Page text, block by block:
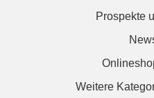
Prospekte
Weitere